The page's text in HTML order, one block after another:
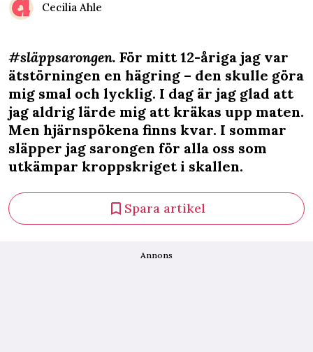
Cecilia Ahle
#släppsarongen. För mitt 12-åriga jag var
ätstörningen en hägring – den skulle göra
mig smal och lycklig. I dag är jag glad att
jag aldrig lärde mig att kräkas upp maten.
Men hjärnspökena finns kvar. I sommar
släpper jag sarongen för alla oss som
utkämpar kroppskriget i skallen.
Spara artikel
Annons